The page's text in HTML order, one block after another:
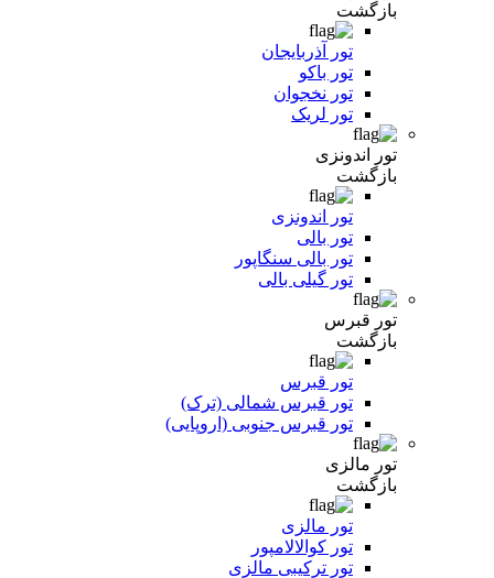
بازگشت
تور آذربایجان
تور باکو
تور نخجوان
تور لریک
تور اندونزی
بازگشت
تور اندونزی
تور بالی
تور بالی سنگاپور
تور گیلی بالی
تور قبرس
بازگشت
تور قبرس
تور قبرس شمالی (ترک)
تور قبرس جنوبی (اروپایی)
تور مالزی
بازگشت
تور مالزی
تور کوالالامپور
تور ترکیبی مالزی